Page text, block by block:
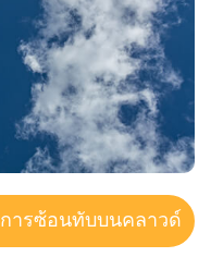
การซ้อนทับบนคลาวด์